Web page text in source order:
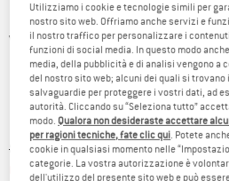
Viste dettagliate
Prezzo originale :
85,95€
Prezzo:
60,17€ incl. IVA
Utilizziamo i cookie e tecnologie simili per
nostro sito web. Offriamo anche servizi e
il nostro traffico per personalizzare i
funzioni di social media. In questo modo
media, della pubblicità e di analisi vengono a
del nostro sito web; alcuni dei quali si
salvaguardie per proteggere i vostri dati, ad
autorità. Cliccando su “Seleziona tutto”
modo. Qualora non desideraste accettare
per ragioni tecniche, fate clic qui. Potete
cookie in qualsiasi momento nelle
categorie. La vostra autorizzazione è
dell'utilizzo del presente sito web e può